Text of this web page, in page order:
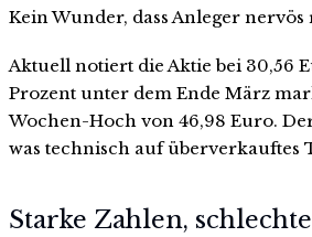
Kein Wunder, dass Anleger nervös
Aktuell notiert die Aktie bei 30,56
Prozent unter dem Ende März
Wochen-Hoch von 46,98 Euro.
was technisch auf überverkauftes
Starke Zahlen,